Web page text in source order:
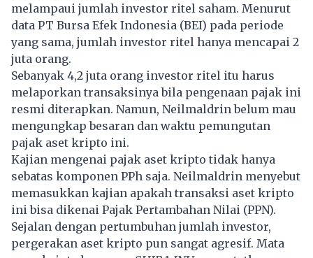
melampaui jumlah investor ritel saham. Menurut
data PT Bursa Efek Indonesia (BEI) pada periode
yang sama, jumlah investor ritel hanya mencapai 2
juta orang.
Sebanyak 4,2 juta orang investor ritel itu harus
melaporkan transaksinya bila pengenaan pajak ini
resmi diterapkan. Namun, Neilmaldrin belum mau
mengungkap besaran dan waktu pemungutan
pajak aset kripto ini.
Kajian mengenai pajak aset kripto tidak hanya
sebatas komponen PPh saja. Neilmaldrin menyebut
memasukkan kajian apakah transaksi aset kripto
ini bisa dikenai Pajak Pertambahan Nilai (PPN).
Sejalan dengan pertumbuhan jumlah investor,
pergerakan aset kripto pun sangat agresif. Mata